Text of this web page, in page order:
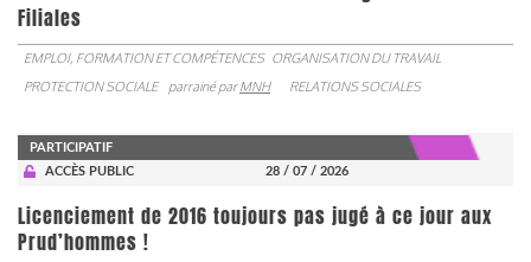
Filiales
EMPLOI, FORMATION ET COMPÉTENCES ORGANISATION DU TRAVAIL
PROTECTION SOCIALE
parrainé parMNH RELATIONS SOCIALES
PARTICIPATIF
ACCÈS PUBLIC
28 / 07 / 2026
Licenciement de 2016 toujours pas jugé à ce jour aux
Prud’hommes !